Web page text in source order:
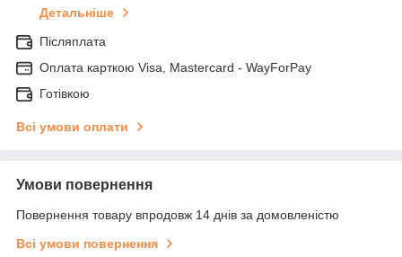
Детальніше
Післяплата
Оплата карткою Visa, Mastercard - WayForPay
Готівкою
Всі умови оплати
Умови повернення
Повернення товару впродовж 14 днів за домовленістю
Всі умови повернення